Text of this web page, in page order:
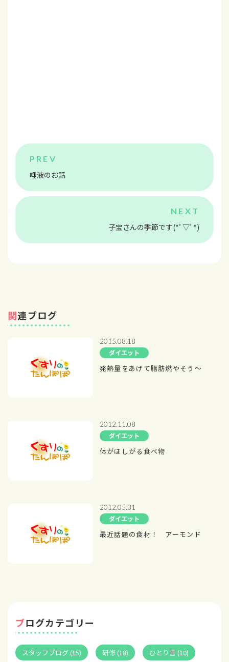
唾液のお話
子宝さんの季節です(*ﾟ▽ﾟ*)
関連ブログ
2015.08.18
ダイエット
発熱量をあげて脂肪燃やそう～
2012.11.08
ダイエット
体がほしがる食べ物
2012.05.31
ダイエット
最近話題の食材！ アーモンド
ブログカテゴリー
スタッフブログ (15) 研修 (18) ひとり言 (10)